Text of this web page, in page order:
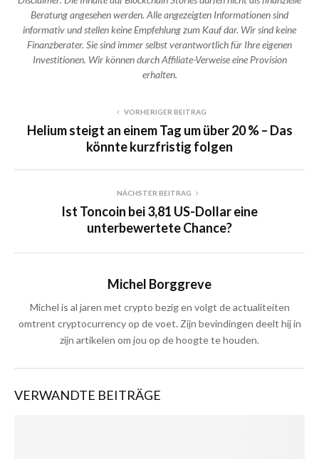
Beratung angesehen werden. Alle angezeigten Informationen sind
informativ und stellen keine Empfehlung zum Kauf dar. Wir sind keine
Finanzberater. Sie sind immer selbst verantwortlich für Ihre eigenen
Investitionen. Wir können durch Affiliate-Verweise eine Provision
erhalten.
VORHERIGER BEITRAG
Helium steigt an einem Tag um über 20 % – Das
könnte kurzfristig folgen
NÄCHSTER BEITRAG
Ist Toncoin bei 3,81 US-Dollar eine
unterbewertete Chance?
Michel Borggreve
Michel is al jaren met crypto bezig en volgt de actualiteiten
omtrent cryptocurrency op de voet. Zijn bevindingen deelt hij in
zijn artikelen om jou op de hoogte te houden.
VERWANDTE BEITRÄGE